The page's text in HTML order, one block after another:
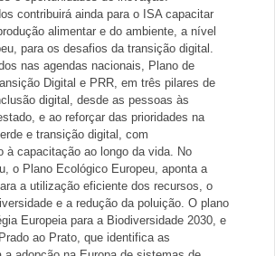
contribuirá ainda para o ISA capacitar
alimentar e do ambiente, a nível
para os desafios datransição digital.
nas agendas nacionais, Plano de
Digital e PRR, em três pilares de
digital, desde as pessoas às
e ao reforçar das prioridades na
e transição digital, com
àcapacitação ao longo davida. No
o Plano Ecológico Europeu, aponta a
a utilização eficiente dos recursos, o
e a redução da poluição. O plano
Europeia para a Biodiversidade 2030, e
ao Prato, que identifica as